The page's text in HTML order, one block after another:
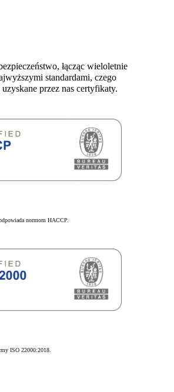
łącząc wieloletnie
standardami, czego
przez nas certyfikaty.
normom HACCP.
ISO 22000:2018.